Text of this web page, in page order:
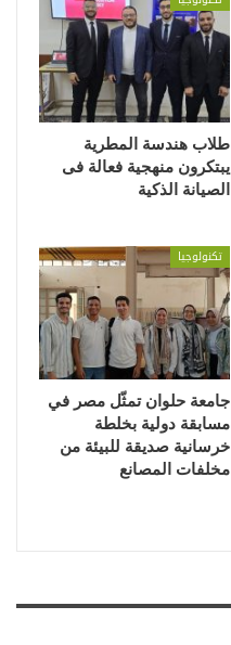
طلاب هندسة المطرية
يبتكرون منهجية فعالة فى
الصيانة الذكية
تكنولوجيا
جامعة حلوان تمثّل مصر في
مسابقة دولية بخلطة
خرسانية صديقة للبيئة من
مخلفات المصانع